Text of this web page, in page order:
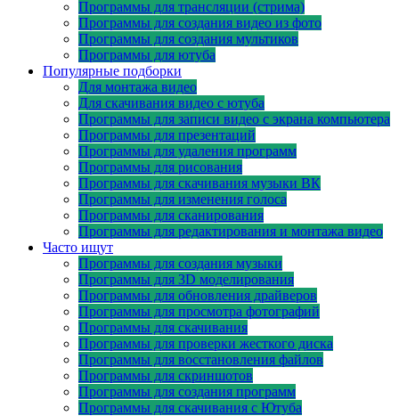
Программы для трансляции (стрима)
Программы для создания видео из фото
Программы для создания мультиков
Программы для ютуба
Популярные подборки
Для монтажа видео
Для скачивания видео с ютуба
Программы для записи видео с экрана компьютера
Программы для презентаций
Программы для удаления программ
Программы для рисования
Программы для скачивания музыки ВК
Программы для изменения голоса
Программы для сканирования
Программы для редактирования и монтажа видео
Часто ищут
Программы для создания музыки
Программы для 3D моделирования
Программы для обновления драйверов
Программы для просмотра фотографий
Программы для скачивания
Программы для проверки жесткого диска
Программы для восстановления файлов
Программы для скриншотов
Программы для создания программ
Программы для скачивания с Ютуба